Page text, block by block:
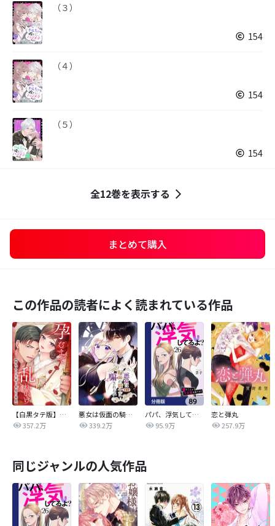
（３）
154
（４）
154
（５）
154
全12巻を表示する
まとめて購入
この作品の読者によく読まれている作品
【白黒タテ版】孕むまで乱れいけ～身代わり花嫁と軍服の猛愛
357.2万
悪女は仮面の騎士に騙されない
339.2万
パパ、浮気してるよ？娘と二人でクズ夫を捨てます【分冊版】
95.9万
恋と弾丸
257.9万
同じジャンルの人気作品